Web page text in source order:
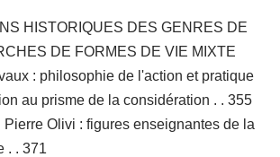
HISTORIQUES DES GENRES DE
DE FORMES DE VIE MIXTE
: philosophie de l'action et pratique
au prisme de la considération . . 355
Olivi : figures enseignantes de la
. . 371